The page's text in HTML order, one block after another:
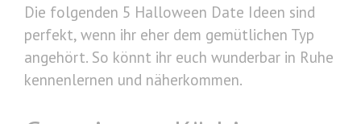
Die folgenden 5 Halloween Date Ideen sind
perfekt, wenn ihr eher dem gemütlichen Typ
angehört. So könnt ihr euch wunderbar in Ruhe
kennenlernen und näherkommen.